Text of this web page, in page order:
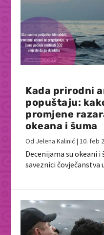
Kada prirodni
popuštaju:
promjene
okeana i šuma
Od Jelena Kalinić |10. feb
Decenijama su okeani
saveznici